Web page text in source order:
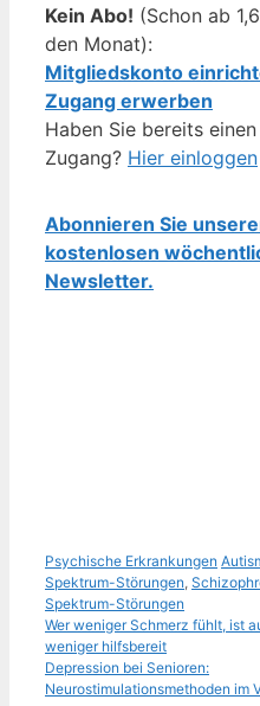
Kein Abo! (Schon ab
den Monat):
Mitgliedskonto
Zugang erwerben
Haben Sie bereits einen
Zugang? Hier einloggen
Abonnieren Sie
kostenlosen
Newsletter.
Kategorien
Psychische Erkrankungen
Spektrum-Störungen
Spektrum-Störungen
Wer weniger Schmerz fühlt, ist
weniger hilfsbereit
Depression bei Senioren:
Neurostimulationsmethoden im